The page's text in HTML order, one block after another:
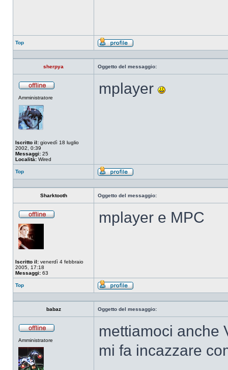
Top
Profilo
sherpya Oggetto del messaggio:
Amministratore
Iscritto il: giovedì 18 luglio
2002, 0:39
Messaggi: 25
Località: Wired
mplayer
Top
Profilo
Sharktooth Oggetto del messaggio:
Iscritto il: venerdì 4 febbraio
2005, 17:18
Messaggi: 63
mplayer e MPC
Top
Profilo
babaz Oggetto del messaggio:
Amministratore
mettiamoci anche
mi fa incazzare